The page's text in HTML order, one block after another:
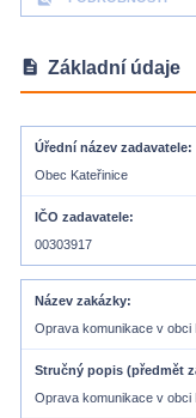
description Základní údaje
Úřední název zadavatele
Obec Kateřinice
IČO zadavatele
00303917
Název zakázky
Oprava komunikace v obci
Stručný popis (předmět
Oprava komunikace v obci